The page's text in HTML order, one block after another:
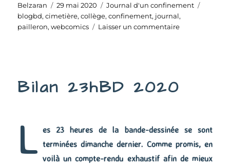
Auteur
Belzaran
Publié
le
29 mai 2020 Catégories
Journal d'un confinement
blogbd,cimetière,collège,confinement, journal,
pailleron,webcomics Laisser un commentairesur
Bilan 23hBD 2020
L es 23 heures de la bande-dessinée se sont
terminées dimanche dernier. Comme promis, en
voilà un compte-rendu exhaustif afin de mieux